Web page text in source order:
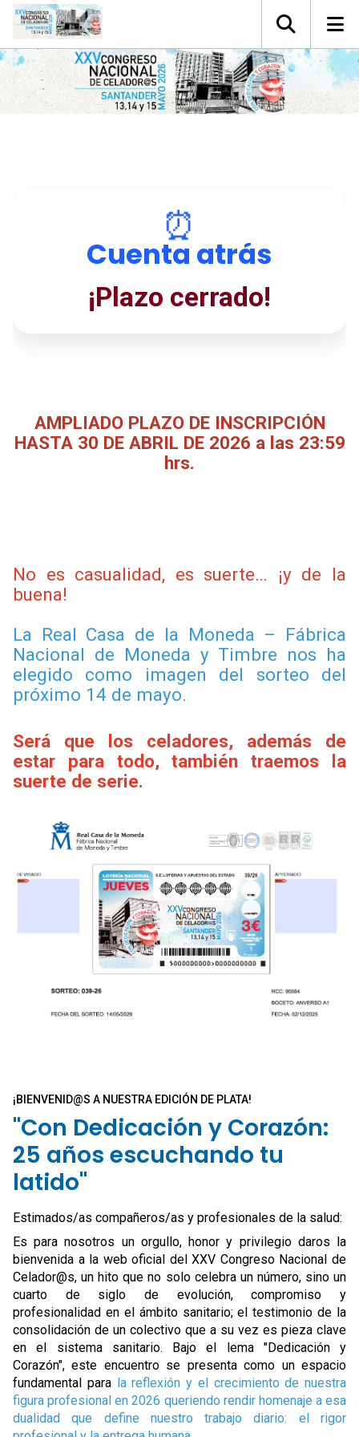
⏰
Cuenta atrás
¡Plazo cerrado!
AMPLIADO PLAZO DE INSCRIPCIÓN
HASTA 30 DE ABRIL DE 2026 a las 23:59
hrs.
No es casualidad, es suerte… ¡y de la
buena!
La Real Casa de la Moneda – Fábrica
Nacional de Moneda y Timbre nos ha
elegido como imagen del sorteo del
próximo 14 de mayo.
Será que los celadores, además de
estar para todo, también traemos la
suerte de serie.
¡BIENVENID@S A NUESTRA EDICIÓN DE PLATA!
"Con Dedicación y Corazón:
25 años escuchando tu
latido"
Estimados/as compañeros/as y profesionales de la salud:
Es para nosotros un orgullo, honor y privilegio daros la
bienvenida a la web oficial del XXV Congreso Nacional de
Celador@s, un hito que no solo celebra un número, sino un
cuarto de siglo de evolución, compromiso y
profesionalidad en el ámbito sanitario; el testimonio de la
consolidación de un colectivo que a su vez es pieza clave
en el sistema sanitario. Bajo el lema "Dedicación y
Corazón", este encuentro se presenta como un espacio
fundamental para la reflexión y el crecimiento de nuestra
figura profesional en 2026 queriendo rendir homenaje a esa
dualidad que define nuestro trabajo diario: el rigor